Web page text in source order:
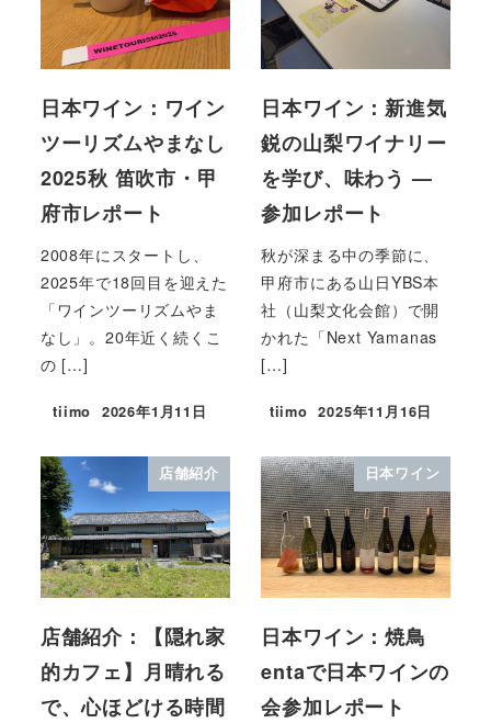
日本ワイン：ワイン
ツーリズムやまなし
2025秋 笛吹市・甲
府市レポート
2008年にスタートし、
2025年で18回目を迎えた
「ワインツーリズムやま
なし」。20年近く続くこ
の […]
tiimo 2026年1月11日
日本ワイン：新進気
鋭の山梨ワイナリー
を学び、味わう —
参加レポート
秋が深まる中の季節に、
甲府市にある山日YBS本
社（山梨文化会館）で開
かれた「Next Yamanas
[…]
tiimo 2025年11月16日
店舗紹介
店舗紹介：【隠れ家
的カフェ】月晴れる
で、心ほどける時間
日本ワイン
日本ワイン：焼鳥
entaで日本ワインの
会参加レポート